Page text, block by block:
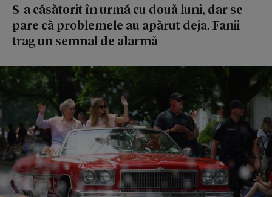
S-a căsătorit în urmă cu două luni, dar se
pare că problemele au apărut deja. Fanii
trag un semnal de alarmă